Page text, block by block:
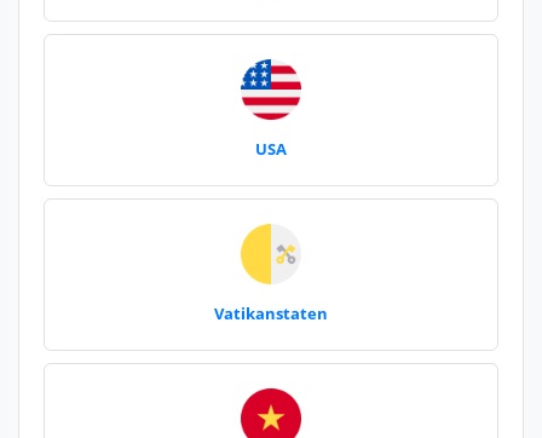
USA
Vatikanstaten